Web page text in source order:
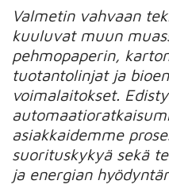
Valmetin vahvaan
kuuluvat muun
pehmopaperin,
tuotantolinjat ja
voimalaitokset.
asiakkaidemme
suorituskykyä sekä
ja energian